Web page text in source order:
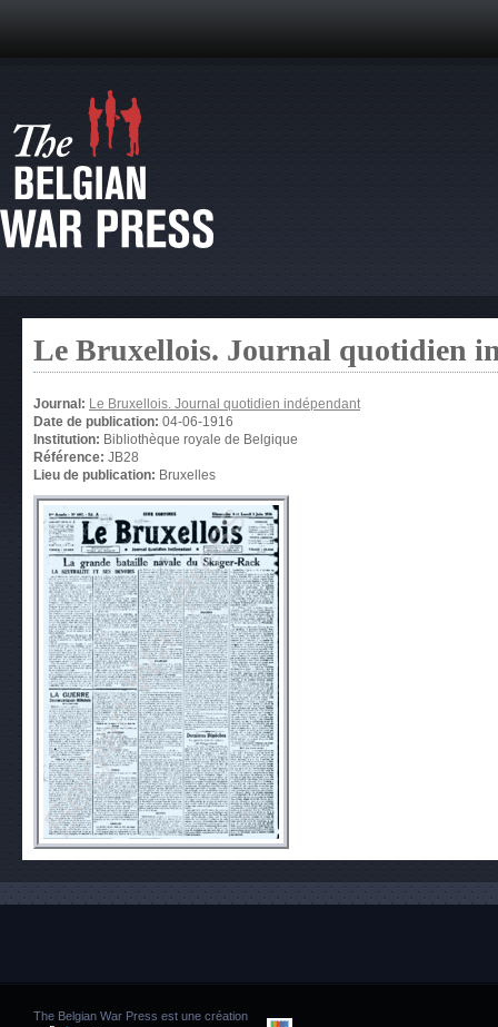
Le Bruxellois. Journal quotidien
Journal: Le Bruxellois. Journal quotidien indépendant
Date de publication: 04-06-1916
Institution: Bibliothèque royale de Belgique
Référence: JB28
Lieu de publication: Bruxelles
The Belgian War Press est une création